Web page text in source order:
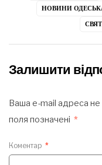
НОВИНИ
Залишити
Ваша e-mail адреса
поля позначені *
Коментар *